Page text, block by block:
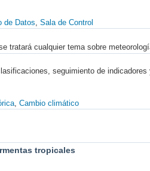
de Datos Sala de Control
tratará cualquier tema sobre
seguimiento de
Cambio climático
tropicales